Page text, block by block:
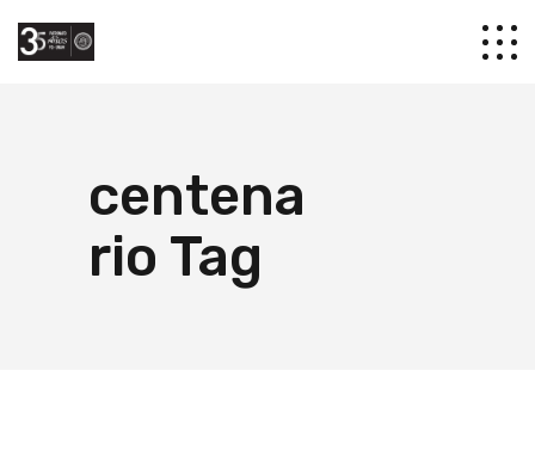
centena
rio Tag